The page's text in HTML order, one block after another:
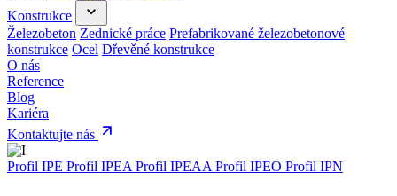
Konstrukce
Železobeton Zednické práce Prefabrikované železobetonové
konstrukce Ocel Dřevěné konstrukce
O nás
Reference
Blog
Kariéra
Kontaktujte nás
Profil IPE Profil IPEA Profil IPEAA Profil IPEO Profil IPN